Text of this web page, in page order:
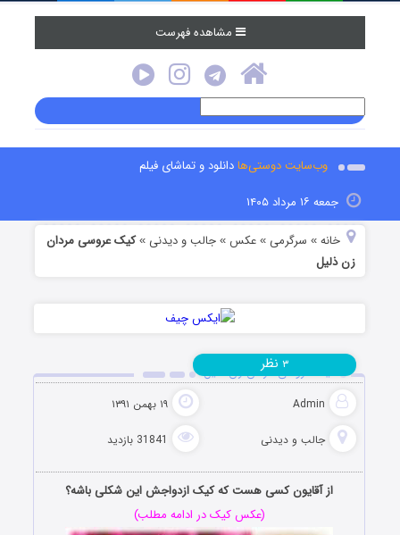
مشاهده فهرست
وب‌سایت دوستی‌هادانلود و تماشای فیلم
جمعه ۱۶ مرداد ۱۴۰۵
خانه » سرگرمی »عکس »جالب و دیدنی »کیک عروسی مردان
زن ذلیل
کیک عروسی مردان زن ذلیل
Admin ۱۹ بهمن ۱۳۹۱
جالب و دیدنی 31841 بازدید
۳ نظر
از آقایون کسی هست که کیک ازدواجش این شکلی باشه؟
(عکس کیک در ادامه مطلب)